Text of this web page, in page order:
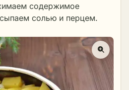
содержимое
солью и перцем.